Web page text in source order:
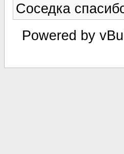
Соседка
Powered by